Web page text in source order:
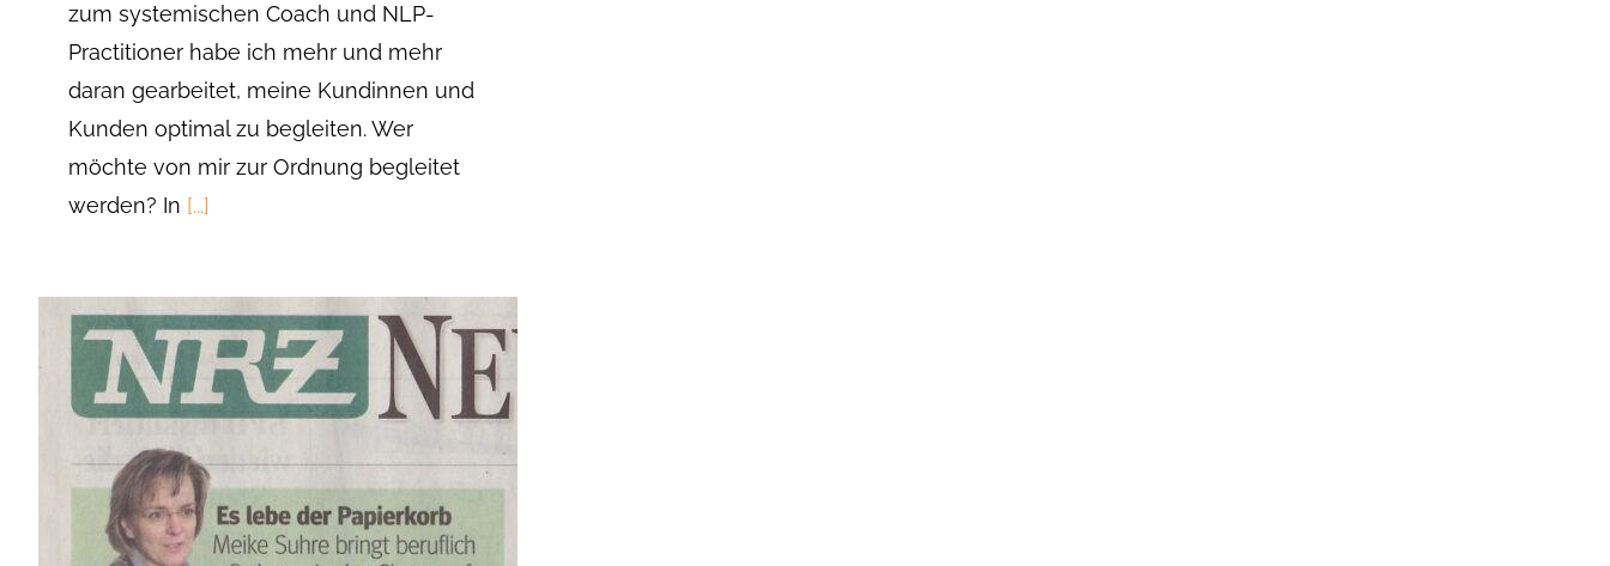
zum systemischen Coach und NLP-
Practitioner habe ich mehr und mehr
daran gearbeitet, meine Kundinnen und
Kunden optimal zu begleiten. Wer
möchte von mir zur Ordnung begleitet
werden? In [...]